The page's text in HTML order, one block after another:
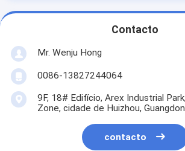
Contacto
Mr. Wenju Hong
0086-13827244064
9F, 18# Edifício, Arex Industrial
Zone, cidade de Huizhou,
contacto